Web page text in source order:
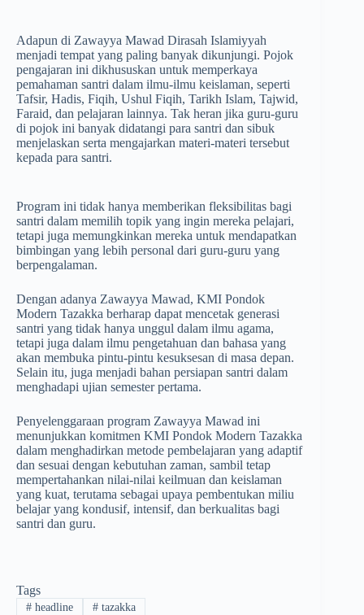
Adapun di Zawayya Mawad Dirasah Islamiyyah
menjadi tempat yang paling banyak dikunjungi. Pojok
pengajaran ini dikhususkan untuk memperkaya
pemahaman santri dalam ilmu-ilmu keislaman, seperti
Tafsir, Hadis, Fiqih, Ushul Fiqih, Tarikh Islam, Tajwid,
Faraid, dan pelajaran lainnya. Tak heran jika guru-guru
di pojok ini banyak didatangi para santri dan sibuk
menjelaskan serta mengajarkan materi-materi tersebut
kepada para santri.
Program ini tidak hanya memberikan fleksibilitas bagi
santri dalam memilih topik yang ingin mereka pelajari,
tetapi juga memungkinkan mereka untuk mendapatkan
bimbingan yang lebih personal dari guru-guru yang
berpengalaman.
Dengan adanya Zawayya Mawad, KMI Pondok
Modern Tazakka berharap dapat mencetak generasi
santri yang tidak hanya unggul dalam ilmu agama,
tetapi juga dalam ilmu pengetahuan dan bahasa yang
akan membuka pintu-pintu kesuksesan di masa depan.
Selain itu, juga menjadi bahan persiapan santri dalam
menghadapi ujian semester pertama.
Penyelenggaraan program Zawayya Mawad ini
menunjukkan komitmen KMI Pondok Modern Tazakka
dalam menghadirkan metode pembelajaran yang adaptif
dan sesuai dengan kebutuhan zaman, sambil tetap
mempertahankan nilai-nilai keilmuan dan keislaman
yang kuat, terutama sebagai upaya pembentukan miliu
belajar yang kondusif, intensif, dan berkualitas bagi
santri dan guru.
Tags
#headline #tazakka